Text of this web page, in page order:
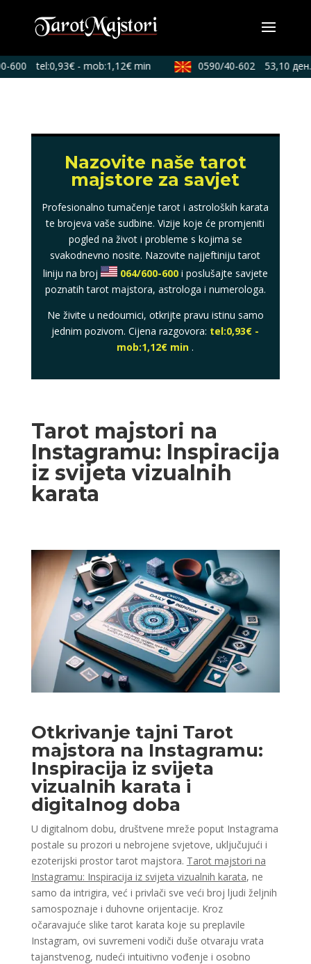
600 tel:0,93€ - mob:1,12€ min 0590/40-602 53,10
Nazovite naše tarot
majstore za savjet
Profesionalno tumačenje tarot i astroloških karata
te brojeva vaše sudbine. Vizije koje će promjeniti
pogled na život i probleme s kojima se
svakodnevno nosite. Nazovite najjeftiniju tarot
liniju na broj
064/600-600 i poslušajte savjete
poznatih tarot majstora, astrologa i numerologa.
Ne živite u nedoumici, otkrijte pravu istinu samo
jednim pozivom. Cijena razgovora: tel:0,93€ -
mob:1,12€ min .
Tarot majstori na
Instagramu: Inspiracija
iz svijeta vizualnih
karata
Otkrivanje tajni Tarot
majstora na Instagramu:
Inspiracija iz svijeta
vizualnih karata i
digitalnog doba
U digitalnom dobu, društvene mreže poput Instagrama
postale su prozori u nebrojene svjetove, uključujući i
ezoterijski prostor tarot majstora. Tarot majstori na
Instagramu: Inspiracija iz svijeta vizualnih karata, ne
samo da intrigira, već i privlači sve veći broj ljudi željnih
samospoznaje i duhovne orijentacije. Kroz
očaravajuće slike tarot karata koje su preplavile
Instagram, ovi suvremeni vodiči duše otvaraju vrata
tajanstvenog, nudeći intuitivno vođenje i osobno